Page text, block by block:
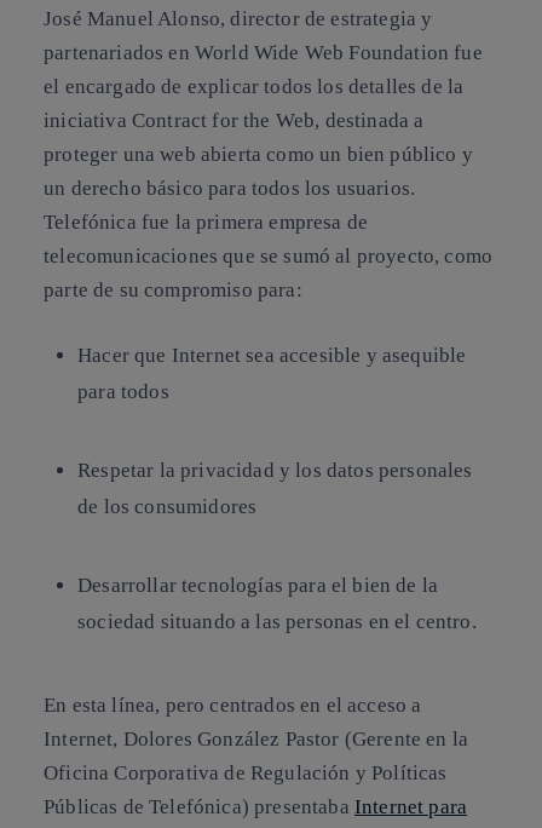
José Manuel Alonso, director de estrategia y
partenariados en World Wide Web Foundation fue
el encargado de explicar todos los detalles de la
iniciativa Contract for the Web, destinada a
proteger una web abierta como un bien público y
un derecho básico para todos los usuarios.
Telefónica fue la primera empresa de
telecomunicaciones que se sumó al proyecto, como
parte de su compromiso para:
Hacer que Internet sea accesible y asequible
para todos
Respetar la privacidad y los datos personales
de los consumidores
Desarrollar tecnologías para el bien de la
sociedad situando a las personas en el centro.
En esta línea, pero centrados en el acceso a
Internet, Dolores González Pastor (Gerente en la
Oficina Corporativa de Regulación y Políticas
Públicas de Telefónica) presentaba Internet para